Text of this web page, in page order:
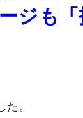
ジも「
。